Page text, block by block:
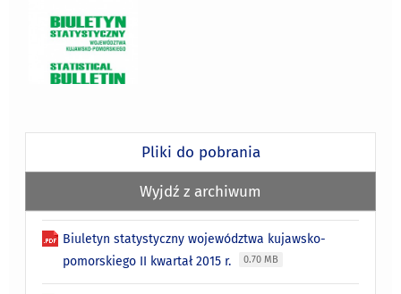
Pliki do pobrania
Wyjdź z archiwum
Biuletyn statystyczny województwa kujawsko-
pomorskiego II kwartał 2015 r.
0.70 MB